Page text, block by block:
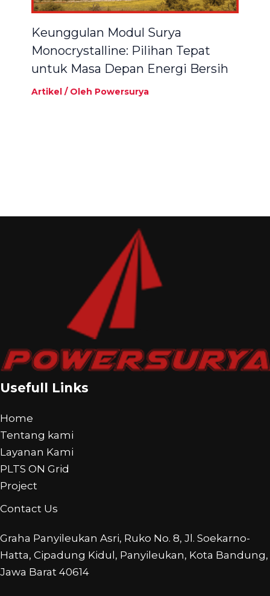
Keunggulan Modul Surya
Monocrystalline: Pilihan Tepat
untuk Masa Depan Energi Bersih
Artikel/ Oleh Powersurya
Usefull Links
Home
Tentang kami
Layanan Kami
PLTS ON Grid
Project
Contact Us
Graha Panyileukan Asri, Ruko No. 8, Jl. Soekarno-
Hatta, Cipadung Kidul, Panyileukan, Kota Bandung,
Jawa Barat 40614